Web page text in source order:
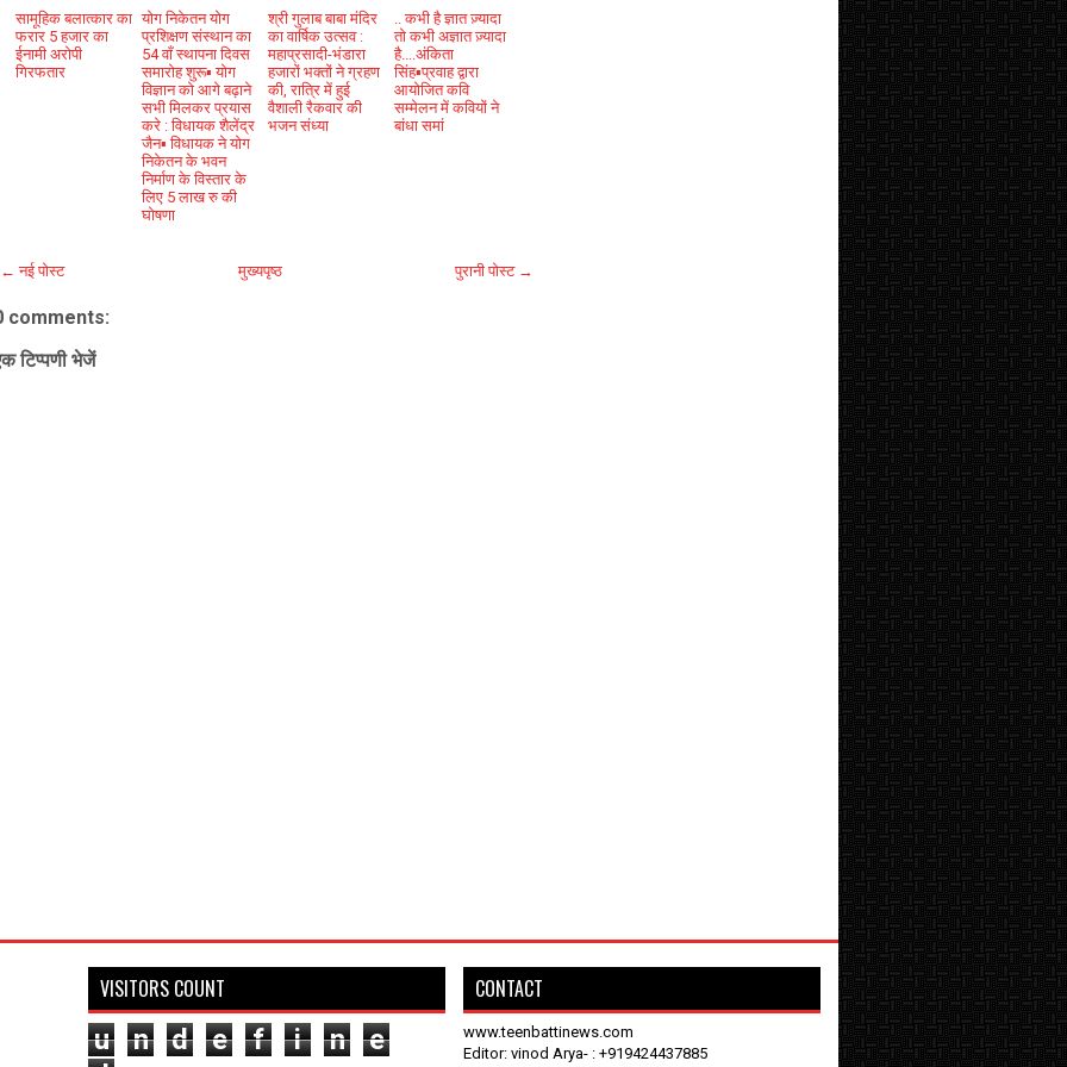
सामूहिक बलात्कार का
फरार 5 हजार का
ईनामी अरोपी
गिरफतार
योग निकेतन योग
प्रशिक्षण संस्थान का
54 वाँ स्थापना दिवस
समारोह शुरू▪️ योग
विज्ञान को आगे बढ़ाने
सभी मिलकर प्रयास
करे : विधायक शैलेंद्र
जैन▪️ विधायक ने योग
निकेतन के भवन
निर्माण के विस्तार के
लिए 5 लाख रु की
घोषणा
श्री गुलाब बाबा मंदिर
का वार्षिक उत्सव :
महाप्रसादी-भंडारा
हजारों भक्तों ने ग्रहण
की, रात्रि में हुई
वैशाली रैकवार की
भजन संध्या
.. कभी है ज्ञात ज़्यादा
तो कभी अज्ञात ज़्यादा
है....अंकिता
सिंह▪️प्रवाह द्वारा
आयोजित कवि
सम्मेलन में कवियों ने
बांधा समां
← नई पोस्ट पुरानी पोस्ट →
मुख्यपृष्ठ
comments:
टिप्पणी भेजें
VISITORS COUNT
u n d e f i n
e
CONTACT
www.teenbattinews.com
Editor: vinod Arya- : +919424437885